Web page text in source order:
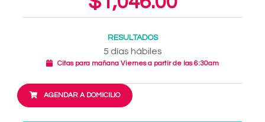
RESULTADOS
5 días hábiles
Citas para mañana Viernes a partir de las 6:30am
AGENDAR A DOMICILIO